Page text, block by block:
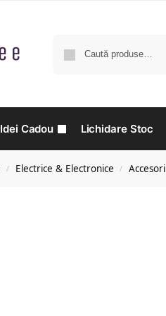
Idei Cadou Lichidare Stoc
/ Electrice & Electronice /